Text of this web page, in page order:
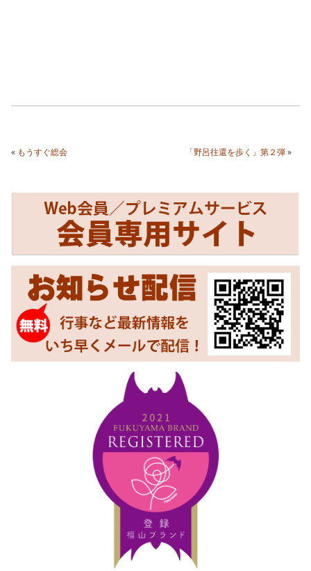
« もうすぐ総会 「野呂往還を歩く」第２弾»